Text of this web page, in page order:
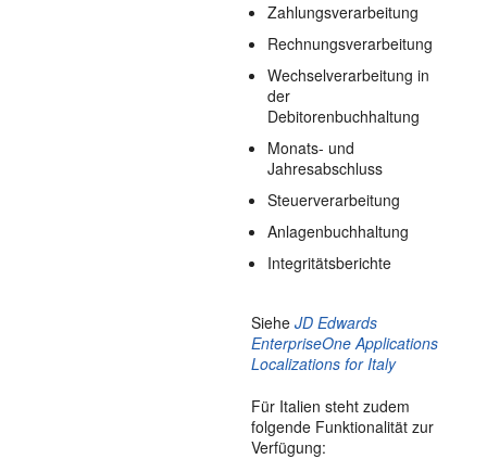
Zahlungsverarbeitung
Rechnungsverarbeitung
Wechselverarbeitung in
der
Debitorenbuchhaltung
Monats- und
Jahresabschluss
Steuerverarbeitung
Anlagenbuchhaltung
Integritätsberichte
SieheJD Edwards
EnterpriseOne Applications
Localizations for Italy
Für Italien steht zudem
folgende Funktionalität zur
Verfügung: